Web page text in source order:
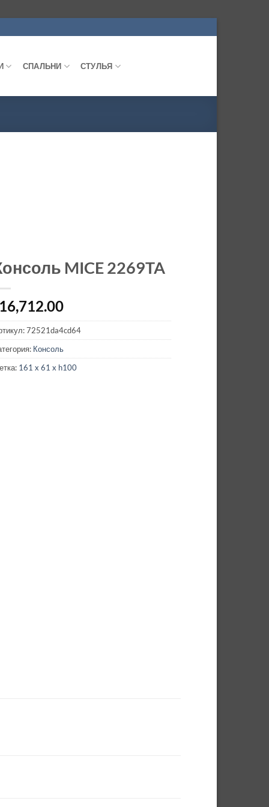
СПАЛЬНИ СТУЛЬЯ
MICE 2269TA
72521da4cd64
Консоль
161 x 61 x h100